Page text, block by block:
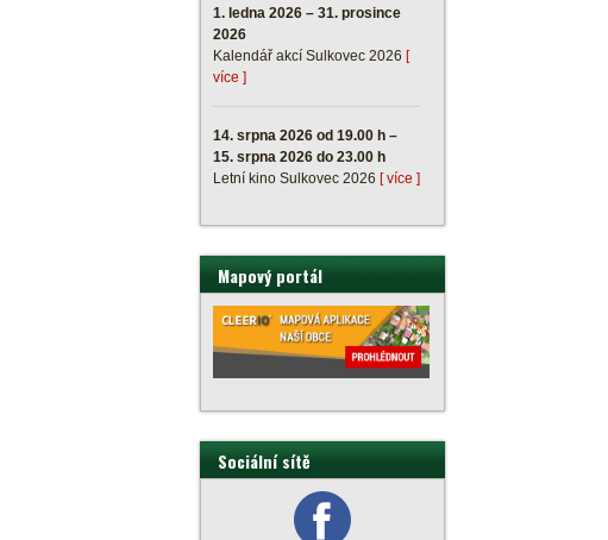
1. ledna 2026 – 31. prosince
2026
Kalendář akcí Sulkovec 2026 [
více ]
14. srpna 2026 od 19.00 h –
15. srpna 2026 do 23.00 h
Letní kino Sulkovec 2026 [ více ]
Mapový portál
Sociální sítě